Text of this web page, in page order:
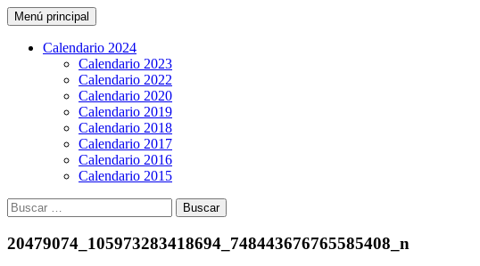
CarreraPro Venezuela
Buscar
Menú principal Saltar
al
contenido
Calendario 2024
Calendario 2023
Calendario 2022
Calendario 2020
Calendario 2019
Calendario 2018
Calendario 2017
Calendario 2016
Calendario 2015
Buscar:
20479074_105973283418694_748443676765585408_n